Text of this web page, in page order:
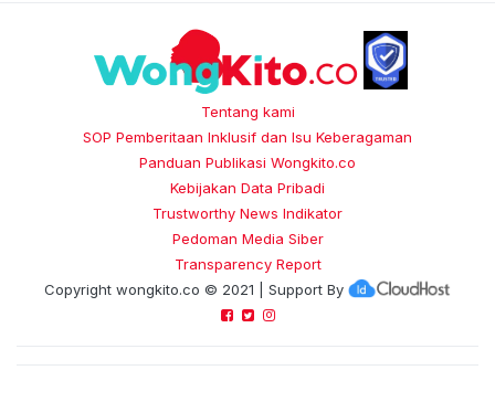
Tentang kami
SOP Pemberitaan Inklusif dan Isu Keberagaman
Panduan Publikasi Wongkito.co
Kebijakan Data Pribadi
Trustworthy News Indikator
Pedoman Media Siber
Transparency Report
Copyright wongkito.co © 2021 | Support By